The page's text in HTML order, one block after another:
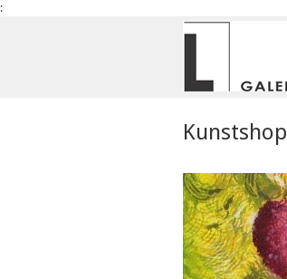
:
Kunstshop